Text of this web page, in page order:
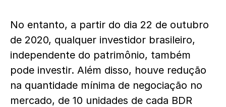
No entanto, a partir do dia 22 de outubro
de 2020, qualquer investidor brasileiro,
independente do patrimônio, também
pode investir. Além disso, houve redução
na quantidade mínima de negociação no
mercado, de 10 unidades de cada BDR